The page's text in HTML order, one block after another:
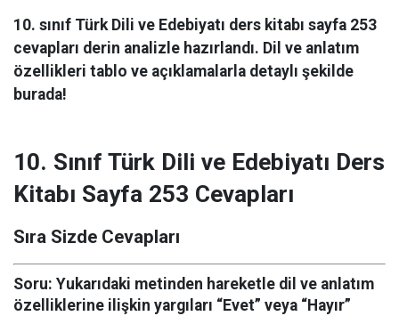
10. sınıf Türk Dili ve Edebiyatı ders kitabı sayfa 253
cevapları derin analizle hazırlandı. Dil ve anlatım
özellikleri tablo ve açıklamalarla detaylı şekilde
burada!
10. Sınıf Türk Dili ve Edebiyatı Ders
Kitabı Sayfa 253 Cevapları
Sıra Sizde Cevapları
Soru: Yukarıdaki metinden hareketle dil ve anlatım
özelliklerine ilişkin yargıları “Evet” veya “Hayır”